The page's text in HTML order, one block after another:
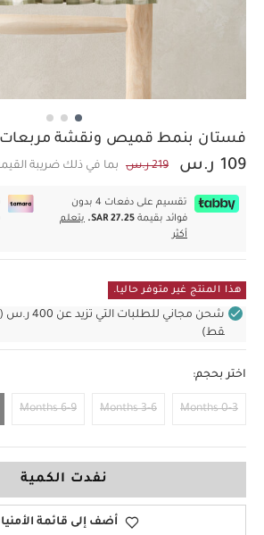
فستان بنمط قميص ونقشة مربعات
109 ر.س 219 ر.س بما في ذلك ضريبة
تقسيم على دفعات 4 بدون
فوائد بقيمة SAR 27.25.
يتعلم
أكثر
هذا المنتج غير متوفر حاليا.
شحن مجاني
قط)
اختر بحجم:
0-3 Months
3-6 Months
6-9 Months
نفدت الكمية
أضف إلى قائمة